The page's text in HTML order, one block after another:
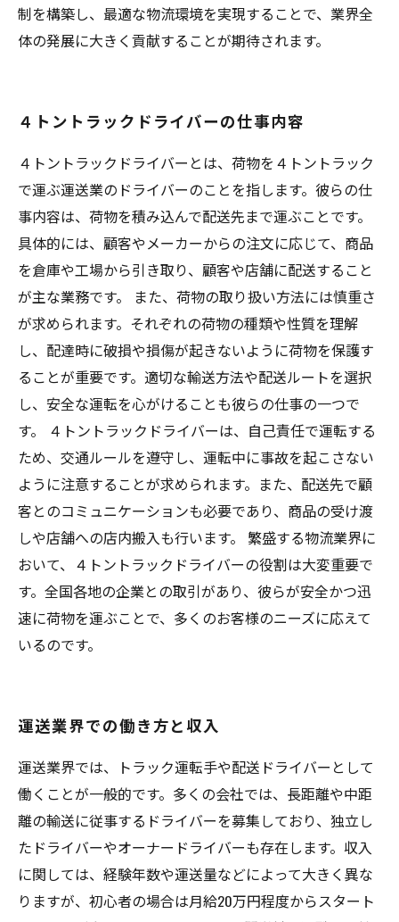
制を構築し、最適な物流環境を実現することで、業界全
体の発展に大きく貢献することが期待されます。
４トントラックドライバーの仕事内容
４トントラックドライバーとは、荷物を４トントラック
で運ぶ運送業のドライバーのことを指します。彼らの仕
事内容は、荷物を積み込んで配送先まで運ぶことです。
具体的には、顧客やメーカーからの注文に応じて、商品
を倉庫や工場から引き取り、顧客や店舗に配送すること
が主な業務です。 また、荷物の取り扱い方法には慎重さ
が求められます。それぞれの荷物の種類や性質を理解
し、配達時に破損や損傷が起きないように荷物を保護す
ることが重要です。適切な輸送方法や配送ルートを選択
し、安全な運転を心がけることも彼らの仕事の一つで
す。 ４トントラックドライバーは、自己責任で運転する
ため、交通ルールを遵守し、運転中に事故を起こさない
ように注意することが求められます。また、配送先で顧
客とのコミュニケーションも必要であり、商品の受け渡
しや店舗への店内搬入も行います。 繁盛する物流業界に
おいて、４トントラックドライバーの役割は大変重要で
す。全国各地の企業との取引があり、彼らが安全かつ迅
速に荷物を運ぶことで、多くのお客様のニーズに応えて
いるのです。
運送業界での働き方と収入
運送業界では、トラック運転手や配送ドライバーとして
働くことが一般的です。多くの会社では、長距離や中距
離の輸送に従事するドライバーを募集しており、独立し
たドライバーやオーナードライバーも存在します。収入
に関しては、経験年数や運送量などによって大きく異な
りますが、初心者の場合は月給20万円程度からスタート